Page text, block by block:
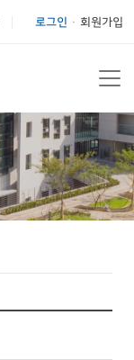
로그인 회원가입